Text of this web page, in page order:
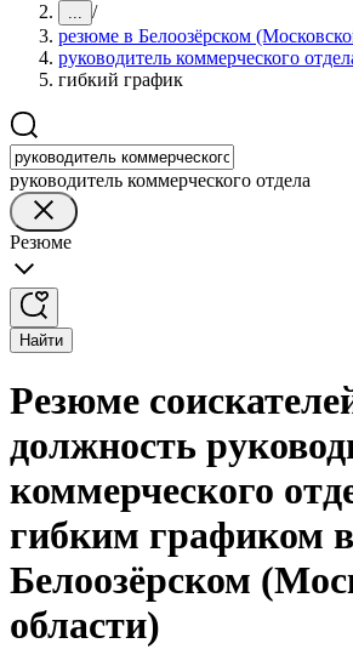
... /
резюме в Белоозёрском
руководитель коммерческого
гибкий график
руководитель коммерческого отдела
Резюме
Найти
Резюме
должность
коммерческого
гибким графиком в
Белоозёрском
области)